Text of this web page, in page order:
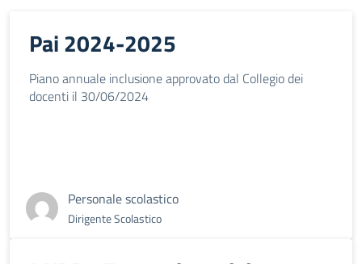
Pai 2024-2025
Piano annuale inclusione approvato dal Collegio dei
docenti il 30/06/2024
Personale scolastico
Dirigente Scolastico